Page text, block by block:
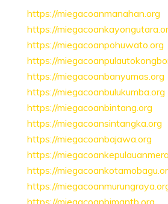
https://miegacoanmanahan.org
https://
https://miegacoanpohuwato.org
https://
https://miegacoanbanyumas.org
https://miegacoanbulukumba.org
https://miegacoanbintang.org
https://miegacoansintangka.org
https://miegacoanbajawa.org
https://
https://
https://